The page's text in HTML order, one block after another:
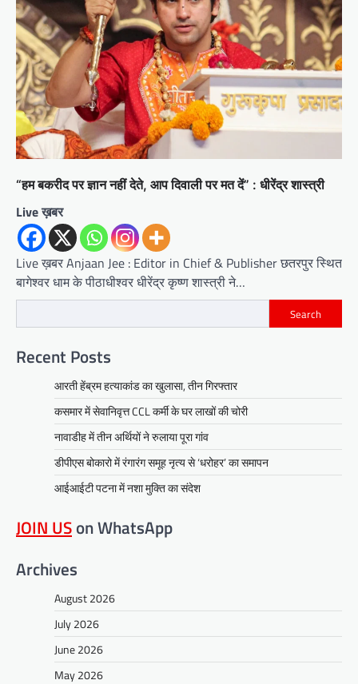
“हम बकरीद पर ज्ञान नहीं देते, आप दिवाली पर मत दें” : धीरेंद्र शास्त्री
Live ख़बर
Live ख़बर Anjaan Jee : Editor in Chief & Publisher छतरपुर स्थित
बागेश्वर धाम के पीठाधीश्वर धीरेंद्र कृष्ण शास्त्री ने…
Search
Recent Posts
आरती हेंब्रम हत्याकांड का खुलासा, तीन गिरफ्तार
कसमार में सेवानिवृत्त CCL कर्मी के घर लाखों की चोरी
नावाडीह में तीन अर्थियों ने रुलाया पूरा गांव
डीपीएस बोकारो में रंगारंग समूह नृत्य से ‘धरोहर’ का समापन
आईआईटी पटना में नशा मुक्ति का संदेश
JOIN USon WhatsApp
Archives
August 2026
July 2026
June 2026
May 2026